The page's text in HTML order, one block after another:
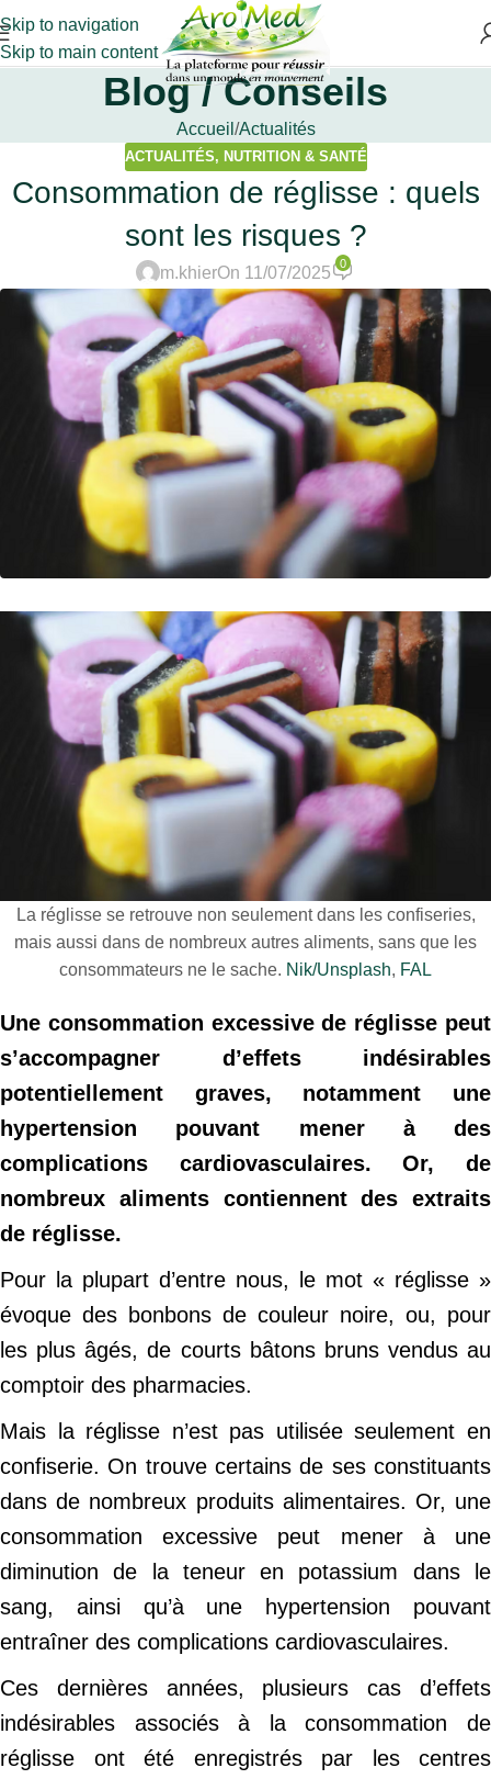
Skip to navigation
Skip to main content
Blog / Conseils
Accueil Actualités
ACTUALITÉS, NUTRITION & SANTÉ
Consommation de réglisse : quels
sont les risques ?
m.khierOn 11/07/2025
0
La réglisse se retrouve non seulement dans les confiseries,
mais aussi dans de nombreux autres aliments, sans que les
consommateurs ne le sache. Nik/Unsplash, FAL
Une consommation excessive de réglisse peut
s’accompagner d’effets indésirables
potentiellement graves, notamment une
hypertension pouvant mener à des
complications cardiovasculaires. Or, de
nombreux aliments contiennent des extraits
de réglisse.
Pour la plupart d’entre nous, le mot « réglisse »
évoque des bonbons de couleur noire, ou, pour
les plus âgés, de courts bâtons bruns vendus au
comptoir des pharmacies.
Mais la réglisse n’est pas utilisée seulement en
confiserie. On trouve certains de ses constituants
dans de nombreux produits alimentaires. Or, une
consommation excessive peut mener à une
diminution de la teneur en potassium dans le
sang, ainsi qu’à une hypertension pouvant
entraîner des complications cardiovasculaires.
Ces dernières années, plusieurs cas d’effets
indésirables associés à la consommation de
réglisse ont été enregistrés par les centres